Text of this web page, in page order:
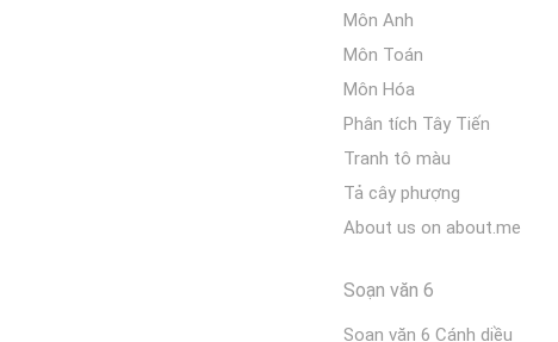
Môn Anh
Môn Toán
Môn Hóa
Phân tích Tây Tiến
Tranh tô màu
Tả cây phượng
About us on about.me
Soạn văn 6
Soạn văn 6 Cánh diều